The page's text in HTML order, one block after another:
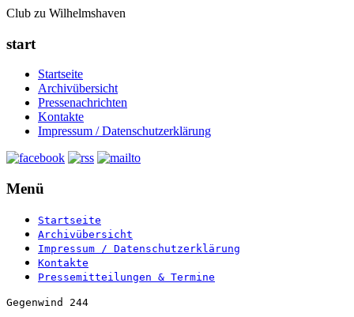
Club zu Wilhelmshaven
start
Startseite
Archivübersicht
Pressenachrichten
Kontakte
Impressum / Datenschutzerklärung
Menü
Startseite
Archivübersicht
Impressum / Datenschutzerklärung
Kontakte
Pressemitteilungen & Termine
Gegenwind 244